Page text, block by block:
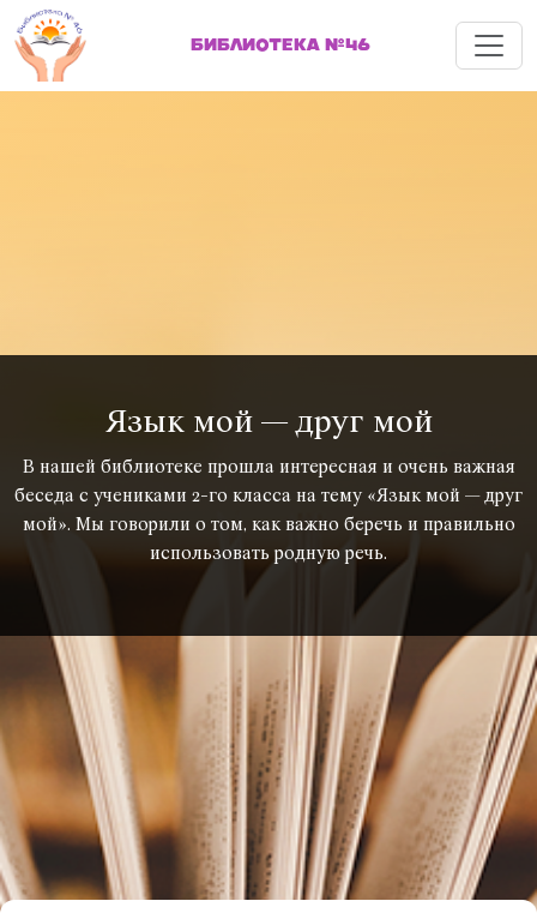
БИБЛИОТЕКА №46 Меню
Язык мой — друг мой
В нашей библиотеке прошла интересная и очень важная
беседа с учениками 2-го класса на тему «Язык мой — друг
мой». Мы говорили о том, как важно беречь и правильно
использовать родную речь.